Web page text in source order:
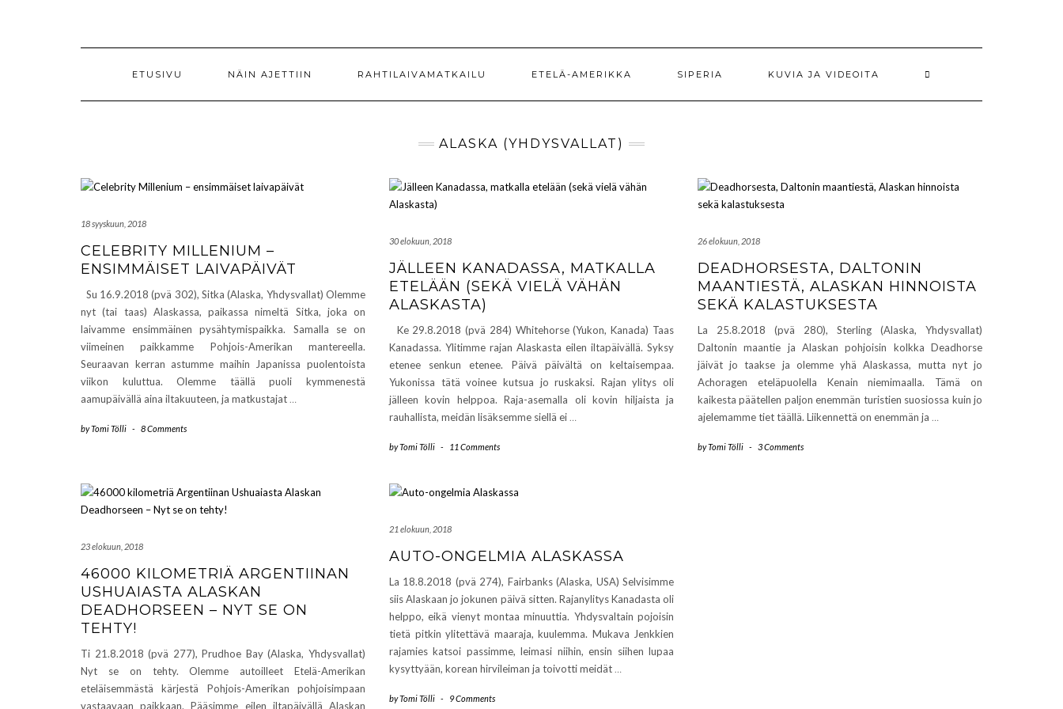
ETUSIVU NÄIN AJETTIIN RAHTILAIVAMATKAILU ETELÄ-AMERIKKA SIPERIA KUVIA JA VIDEOITA
ALASKA (YHDYSVALLAT)
18 syyskuun, 2018
CELEBRITY MILLENIUM –
ENSIMMÄISET LAIVAPÄIVÄT
Su 16.9.2018 (pvä 302), Sitka (Alaska, Yhdysvallat) Olemme
nyt (tai taas) Alaskassa, paikassa nimeltä Sitka, joka on
laivamme ensimmäinen pysähtymispaikka. Samalla se on
viimeinen paikkamme Pohjois-Amerikan mantereella.
Seuraavan kerran astumme maihin Japanissa puolentoista
viikon kuluttua. Olemme täällä puoli kymmenestä
aamupäivällä aina iltakuuteen, ja matkustajat …
byTomi Tölli - 8 Comments
30 elokuun, 2018
JÄLLEEN KANADASSA, MATKALLA
ETELÄÄN (SEKÄ VIELÄ VÄHÄN
ALASKASTA)
Ke 29.8.2018 (pvä 284) Whitehorse (Yukon, Kanada) Taas
Kanadassa. Ylitimme rajan Alaskasta eilen iltapäivällä. Syksy
etenee senkun etenee. Päivä päivältä on keltaisempaa.
Yukonissa tätä voinee kutsua jo ruskaksi. Rajan ylitys oli
jälleen kovin helppoa. Raja-asemalla oli kovin hiljaista ja
rauhallista, meidän lisäksemme siellä ei …
byTomi Tölli - 11 Comments
26 elokuun, 2018
DEADHORSESTA, DALTONIN
MAANTIESTÄ, ALASKAN HINNOISTA
SEKÄ KALASTUKSESTA
La 25.8.2018 (pvä 280), Sterling (Alaska, Yhdysvallat)
Daltonin maantie ja Alaskan pohjoisin kolkka Deadhorse
jäivät jo taakse ja olemme yhä Alaskassa, mutta nyt jo
Achoragen eteläpuolella Kenain niemimaalla. Tämä on
kaikesta päätellen paljon enemmän turistien suosiossa kuin jo
ajelemamme tiet täällä. Liikennettä on enemmän ja …
byTomi Tölli - 3 Comments
23 elokuun, 2018
46000 KILOMETRIÄ ARGENTIINAN
USHUAIASTA ALASKAN
DEADHORSEEN – NYT SE ON
TEHTY!
Ti 21.8.2018 (pvä 277), Prudhoe Bay (Alaska, Yhdysvallat)
Nyt se on tehty. Olemme autoilleet Etelä-Amerikan
eteläisemmästä kärjestä Pohjois-Amerikan pohjoisimpaan
vastaavaan paikkaan. Pääsimme eilen iltapäivällä Alaskan
21 elokuun, 2018
AUTO-ONGELMIA ALASKASSA
La 18.8.2018 (pvä 274), Fairbanks (Alaska, USA) Selvisimme
siis Alaskaan jo jokunen päivä sitten. Rajanylitys Kanadasta oli
helppo, eikä vienyt montaa minuuttia. Yhdysvaltain pojoisin
tietä pitkin ylitettävä maaraja, kuulemma. Mukava Jenkkien
rajamies katsoi passimme, leimasi niihin, ensin siihen lupaa
kysyttyään, korean hirvileiman ja toivotti meidät …
byTomi Tölli - 9 Comments